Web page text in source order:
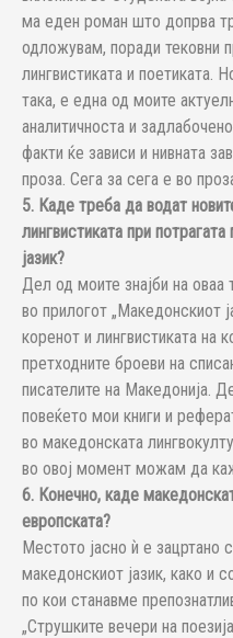
ма еден роман што допрва
одложувам, поради тековни
лингвистиката и поетиката.
така, е една од моите
аналитичноста и
факти ќе зависи и нивната
проза. Сега за сега е во
5. Каде треба да водат
лингвистиката при
јазик?
Дел од моите знајби на оваа
во прилогот „Македонскиот
коренот и лингвистиката на
претходните броеви на
писателите на Македонија.
повеќето мои книги и
во македонската
во овој момент можам да
6. Конечно, каде
европската?
Местото јасно ѝ е зацртано
македонскиот јазик, како и
по кои станавме
„Струшките вечери на